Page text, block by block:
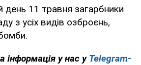
день 11 травня загарбники
з усіх видів озброєнь,
інформація у нас у Telegram-